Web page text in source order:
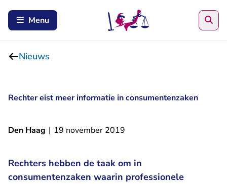
Menu
Nieuws
Rechter eist meer informatie in consumentenzaken
Den Haag | 19 november 2019
Rechters hebben de taak om in
consumentenzaken waarin professionele